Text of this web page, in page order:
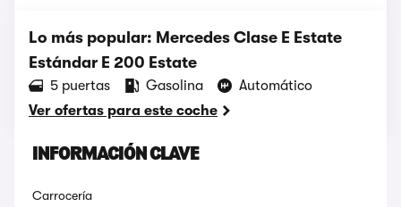
Lo más popular: Mercedes Clase E Estate
Estándar E 200 Estate
5 puertas Gasolina
Automático
Ver ofertas para este coche
INFORMACIÓN CLAVE
Carrocería